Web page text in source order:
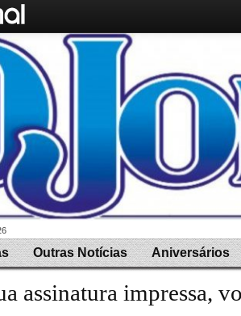
Outras Notícias Aniversários
assinatura impressa,